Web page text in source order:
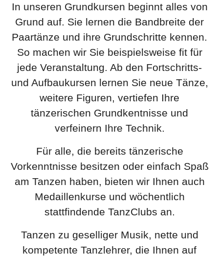
In unseren Grundkursen beginnt alles von
Grund auf. Sie lernen die Bandbreite der
Paartänze und ihre Grundschritte kennen.
So machen wir Sie beispielsweise fit für
jede Veranstaltung. Ab den Fortschritts-
und Aufbaukursen lernen Sie neue Tänze,
weitere Figuren, vertiefen Ihre
tänzerischen Grundkentnisse und
verfeinern Ihre Technik.
Für alle, die bereits tänzerische
Vorkenntnisse besitzen oder einfach Spaß
am Tanzen haben, bieten wir Ihnen auch
Medaillenkurse und wöchentlich
stattfindende TanzClubs an.
Tanzen zu geselliger Musik, nette und
kompetente Tanzlehrer, die Ihnen auf